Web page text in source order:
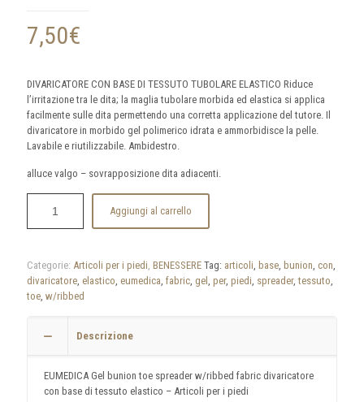
7,50€
DIVARICATORE CON BASE DI TESSUTO TUBOLARE ELASTICO Riduce
l’irritazione tra le dita; la maglia tubolare morbida ed elastica si applica
facilmente sulle dita permettendo una corretta applicazione del tutore. Il
divaricatore in morbido gel polimerico idrata e ammorbidisce la pelle.
Lavabile e riutilizzabile. Ambidestro.
alluce valgo – sovrapposizione dita adiacenti.
Aggiungi al carrello
Categorie: Articoli per i piedi, BENESSERE Tag: articoli, base, bunion, con,
divaricatore, elastico, eumedica, fabric, gel , per, piedi, spreader,tessuto,
toe, w/ribbed
Descrizione
EUMEDICA Gel bunion toe spreader w/ribbed fabric divaricatore
con base di tessuto elastico – Articoli per i piedi